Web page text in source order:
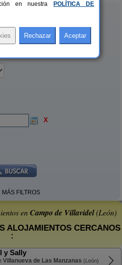
X
MÁS FILTROS
enCampo de Villavidel(León)
ALOJAMIENTOS CERCANOS
:
y Sally
Villanueva de Las Manzanas (León)
en nuestra
POLÍTICA DE